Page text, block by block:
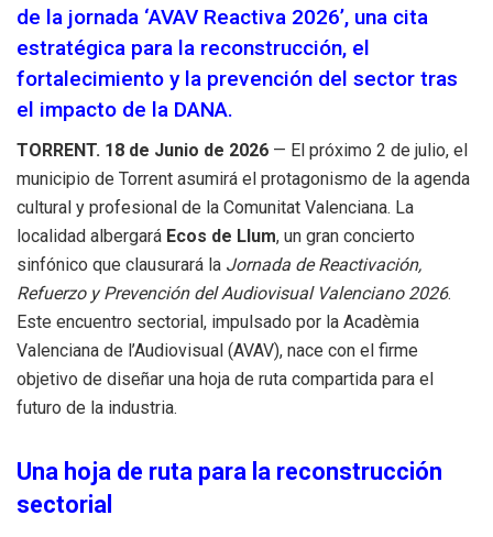
de la jornada ‘AVAV Reactiva 2026’, una cita
estratégica para la reconstrucción, el
fortalecimiento y la prevención del sector tras
el impacto de la DANA.
TORRENT. 18 de Junio de 2026 — El próximo 2 de julio, el
municipio de Torrent asumirá el protagonismo de la agenda
cultural y profesional de la Comunitat Valenciana. La
localidad albergará Ecos de Llum, un gran concierto
sinfónico que clausurará la Jornada de Reactivación,
Refuerzo y Prevención del Audiovisual Valenciano 2026.
Este encuentro sectorial, impulsado por la Acadèmia
Valenciana de l’Audiovisual (AVAV), nace con el firme
objetivo de diseñar una hoja de ruta compartida para el
futuro de la industria.
Una hoja de ruta para la reconstrucción
sectorial